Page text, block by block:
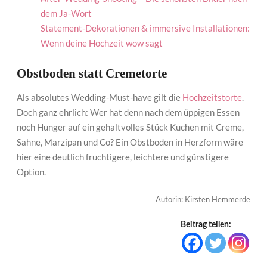
dem Ja-Wort
Statement-Dekorationen & immersive Installationen:
Wenn deine Hochzeit wow sagt
Obstboden statt Cremetorte
Als absolutes Wedding-Must-have gilt die Hochzeitstorte.
Doch ganz ehrlich: Wer hat denn nach dem üppigen Essen
noch Hunger auf ein gehaltvolles Stück Kuchen mit Creme,
Sahne, Marzipan und Co? Ein Obstboden in Herzform wäre
hier eine deutlich fruchtigere, leichtere und günstigere
Option.
Autorin: Kirsten Hemmerde
Beitrag teilen: